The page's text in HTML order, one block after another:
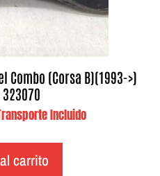
Combo (Corsa B)(1993->)
323070
Incluido
carrito